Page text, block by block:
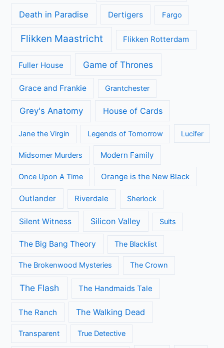
Death in Paradise Dertigers Fargo
Flikken Maastricht Flikken Rotterdam
Fuller House Game of Thrones
Grace and Frankie Grantchester
Grey's Anatomy House of Cards
Jane the Virgin Legends of Tomorrow Lucifer
Midsomer Murders Modern Family
Once Upon A Time Orange is the New Black
Outlander Riverdale Sherlock
Silent Witness Silicon Valley Suits
The Big Bang Theory The Blacklist
The Brokenwood Mysteries The Crown
The Flash The Handmaids Tale
The Ranch The Walking Dead
Transparent True Detective